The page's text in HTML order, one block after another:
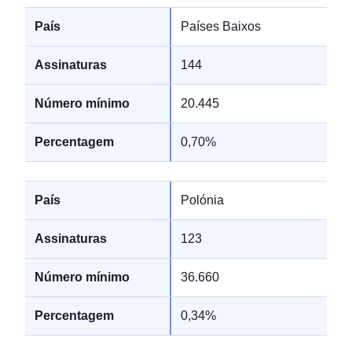
Países Baixos
144
20.445
0,70%
Polónia
123
36.660
0,34%